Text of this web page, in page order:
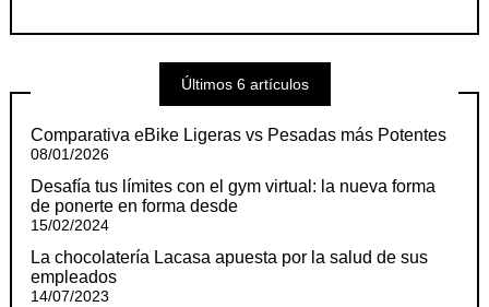
Últimos 6 artículos
Comparativa eBike Ligeras vs Pesadas más Potentes
08/01/2026
Desafía tus límites con el gym virtual: la nueva forma
de ponerte en forma desde
15/02/2024
La chocolatería Lacasa apuesta por la salud de sus
empleados
14/07/2023